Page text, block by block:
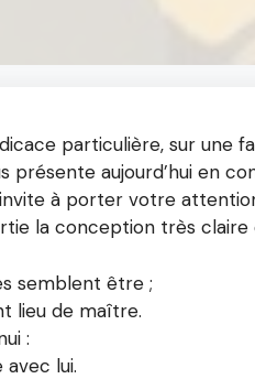
particulière, sur une
présente aujourd’hui en
invite à porter votre
la conception très claire
semblent être ;
lieu de maître.
:
lui.